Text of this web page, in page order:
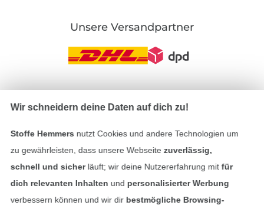
Unsere Versandpartner
Impressum
Datenschutz
In den deutschen Shop wechseln (aktuell
Wir schneidern deine Daten auf dich zu!
Stoffe Hemmers nutzt Cookies und andere Technologien um
zu gewährleisten, dass unsere Webseite zuverlässig,
schnell und sicherläuft; wir deine Nutzererfahrung mitfür
dich relevanten Inhalten und personalisierter Werbung
verbessern können und wir dir bestmögliche Browsing-